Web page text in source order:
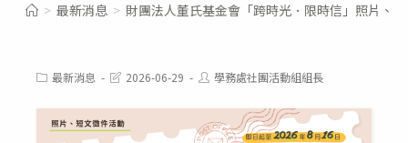
> 最新消息 > 財團法人董氏基金會「跨時光．限時信」照片、
Post最新消息
Post2026-06-29
Post學務處社團活動組組長